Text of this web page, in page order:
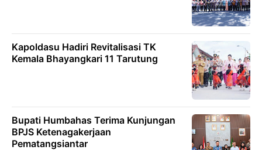
Kapoldasu Hadiri Revitalisasi TK
Kemala Bhayangkari 11 Tarutung
Bupati Humbahas Terima Kunjungan
BPJS Ketenagakerjaan
Pematangsiantar